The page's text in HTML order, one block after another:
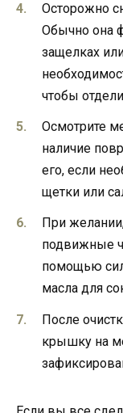
Осторожно
Обычно она
защелках
чтобы
Осмотрите
наличие
его, если
щетки или
При
подвижные
помощью
масла для
После
крышку на